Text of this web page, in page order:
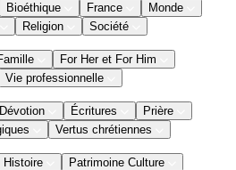
Bioéthique France
Monde
Religion Société
For Her et For Him
Vie professionnelle
Dévotion Écritures
Prière
Vertus chrétiennes
Histoire
Patrimoine Culture